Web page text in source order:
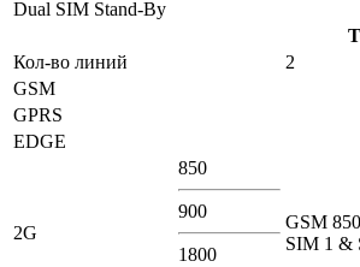
Dual SIM Stand-By
Кол-во линий
2
GSM
GPRS
EDGE
2G
850
900
1800
GSM
SIM 1 &